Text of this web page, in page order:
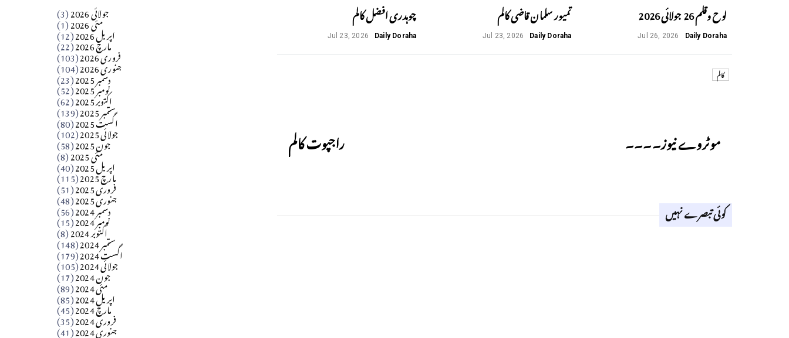
لوح وقلم 26 جولائی 2026
Daily Doraha
Jul 26, 2026
تمیور سلمان قاضی کالم
Daily Doraha
Jul 23, 2026
چوہدری افضل کالم
Daily Doraha
Jul 23, 2026
کالم
موٹروے نیوز۔۔۔۔ راجپوت کالم
کوئی تبصرے نہیں
آزاد کشمیر جیسے احتجاج کی ضرورت ہے؟
​تحریر: عاصم نواز طاہرخیلی (غازی/ہری پور)
جولائی 2026 (3) مئی 2026 (1) اپریل 2026 (12) مارچ 2026 (22) فروری 2026 (103) جنوری 2026 (104) دسمبر 2025 (23) نومبر 2025 (52) اکتوبر 2025 (62) ستمبر 2025 (139) اگست 2025 (80) جولائی 2025 (102) جون 2025 (58) مئی 2025 (8) اپریل 2025 (40) مارچ 2025 (115) فروری 2025 (51) جنوری 2025 (48) دسمبر 2024 (56) نومبر 2024 (15) اکتوبر 2024 (8) ستمبر 2024 (148) اگست 2024 (179) جولائی 2024 (105) جون 2024 (17) مئی 2024 (89) اپریل 2024 (85) مارچ 2024 (45) فروری 2024 (35) جنوری 2024 (41)